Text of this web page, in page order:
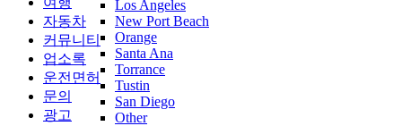
Los Angeles
New Port Beach
Orange
Santa Ana
Torrance
Tustin
San Diego
Other
자동차
커뮤니티
업소록
운전면허
문의
광고